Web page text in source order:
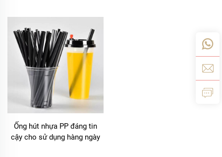
Ống hút nhựa PP đáng tin
cậy cho sử dụng hàng ngày